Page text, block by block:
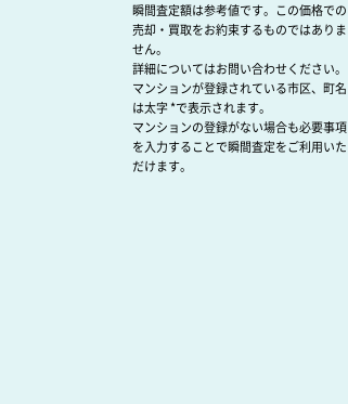
瞬間査定額は参考値です。この価格での
売却・買取をお約束するものではありま
せん。
詳細についてはお問い合わせください。
マンションが登録されている市区、町名
は太字 *で表示されます。
マンションの登録がない場合も必要事項
を入力することで瞬間査定をご利用いた
だけます。